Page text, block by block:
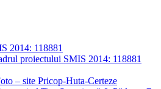
2014: 118881
proiectului SMIS 2014: 118881
– site Pricop-Huta-Certeze